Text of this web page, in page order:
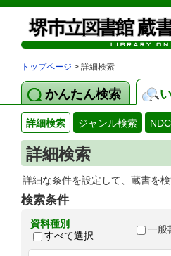
トップページ > 詳細検索
かんたん検索
詳細検索 ジャンル検索
詳細検索
詳細な条件を設定して、蔵書を
検索条件
資料種別
すべて選択
一般